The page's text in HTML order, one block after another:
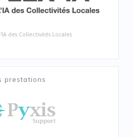
des Collectivités Locales
prestations